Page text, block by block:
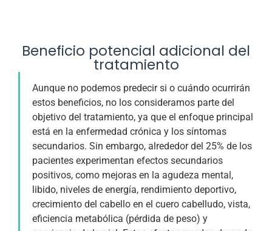
Beneficio potencial adicional del
tratamiento
Aunque no podemos predecir si o cuándo ocurrirán
estos beneficios, no los consideramos parte del
objetivo del tratamiento, ya que el enfoque principal
está en la enfermedad crónica y los síntomas
secundarios. Sin embargo, alrededor del 25% de los
pacientes experimentan efectos secundarios
positivos, como mejoras en la agudeza mental,
libido, niveles de energía, rendimiento deportivo,
crecimiento del cabello en el cuero cabelludo, vista,
eficiencia metabólica (pérdida de peso) y